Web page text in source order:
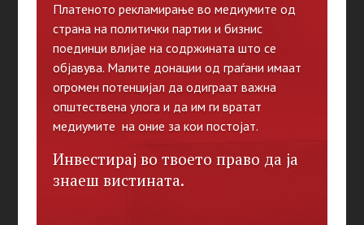
Платеното рекламирање во медиумите од
страна на политички партии и бизнис
поединци влијае на содржината што се
објавува. Малите донации од граѓани имаат
огромен потенцијал да одиграат важна
општествена улога и да им ги вратат
медиумите на оние за кои постојат.
Инвестирај во твоето право да ја
знаеш вистината.